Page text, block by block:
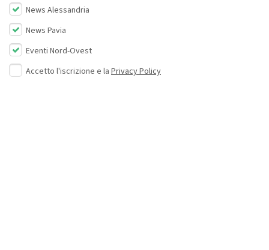
News Alessandria
News Pavia
Eventi Nord-Ovest
Accetto l'iscrizione e la Privacy Policy